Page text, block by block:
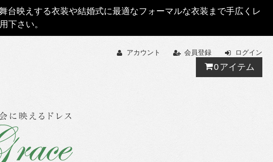
映えする衣装や結婚式に最適なフォーマルな衣装まで手広くレ
下さい。
アカウント 会員登録 ログイン
0アイテム